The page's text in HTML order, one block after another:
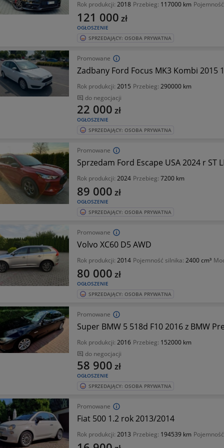
Rok produkcji: 2018 Przebieg: 117000 km
OGŁOSZENIE
121 000 zł
SPRZEDAJĄCY: OSOBA PRYWATNA
Promowane
Zadbany Ford Focus MK3 Kombi 2015
Rok produkcji: 2015 Przebieg: 290000 km
do negocjacji
OGŁOSZENIE
22 000 zł
SPRZEDAJĄCY: OSOBA PRYWATNA
Promowane
Sprzedam Ford Escape USA 2024 r ST
Rok produkcji: 2024 Przebieg: 7200 km
OGŁOSZENIE
89 000 zł
SPRZEDAJĄCY: OSOBA PRYWATNA
Promowane
Volvo XC60 D5 AWD
Rok produkcji: 2014 Pojemność silnika: 2400 cm³
OGŁOSZENIE
80 000 zł
SPRZEDAJĄCY: OSOBA PRYWATNA
Promowane
Super BMW 5 518d F10 2016 z BMW
Rok produkcji: 2016 Przebieg: 152000 km
do negocjacji
OGŁOSZENIE
58 900 zł
SPRZEDAJĄCY: OSOBA PRYWATNA
Promowane
Fiat 500 1.2 rok 2013/2014
Rok produkcji: 2013 Przebieg: 194539 km